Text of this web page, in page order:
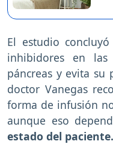
El estudio
inhibidores en las
páncreas y evita su
doctor Vanegas
forma de infusión
aunque eso
estado del paciente.